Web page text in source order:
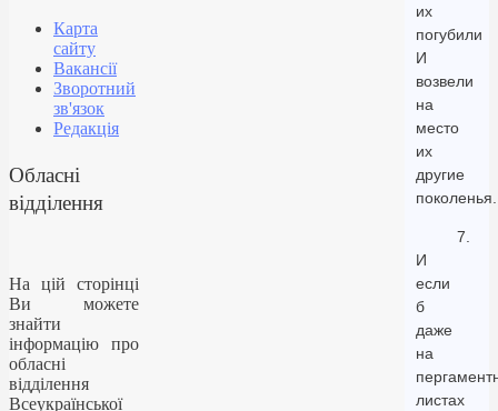
их
погубили
И
возвели
на
место
их
другие
поколенья.
7.
И
если
б
даже
на
листах
Карта
сайту
Вакансії
Зворотний
зв'язок
Редакція
Обласні
відділення
На цій сторінці
Ви можете
знайти
інформацію про
обласні
відділення
Всеукраїнської